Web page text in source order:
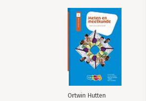
Ortwin Hutten